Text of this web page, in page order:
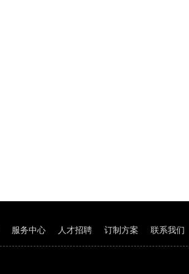
服务中心 人才招聘 订制方案 联系我们